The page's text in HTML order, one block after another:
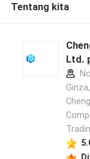
Tentang kita
Ltd.